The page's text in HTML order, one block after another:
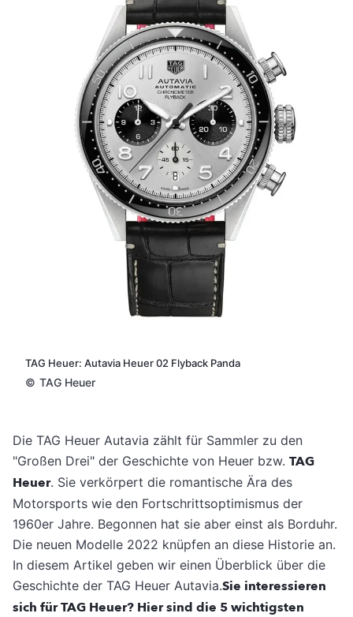
TAG Heuer: Autavia Heuer 02 Flyback Panda
© TAG Heuer
Die TAG Heuer Autavia zählt für Sammler zu den
"Großen Drei" der Geschichte von Heuer bzw. TAG
Heuer. Sie verkörpert die romantische Ära des
Motorsports wie den Fortschrittsoptimismus der
1960er Jahre. Begonnen hat sie aber einst als Borduhr.
Die neuen Modelle 2022 knüpfen an diese Historie an.
In diesem Artikel geben wir einen Überblick über die
Geschichte der TAG Heuer Autavia.Sie interessieren
sich für TAG Heuer? Hier sind die 5 wichtigsten